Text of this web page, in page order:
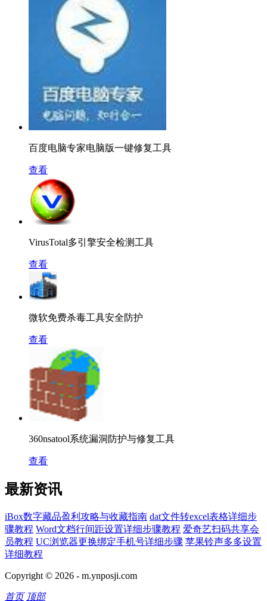
百度电脑专家电脑版一键修复工具
查看
VirusTotal多引擎安全检测工具
查看
微软免费杀毒工具安全防护
查看
360nsatool系统漏洞防护与修复工具
查看
最新资讯
iBox数字藏品盈利攻略与收藏指南 dat文件转excel表格详细步
骤教程 Word文档行间距设置详细步骤教程 爱奇艺扫码共享会
员教程 UC浏览器更换绑定手机号详细步骤 苹果铃声多多设置
详细教程
Copyright © 2026 - m.ynposji.com
首页 顶部